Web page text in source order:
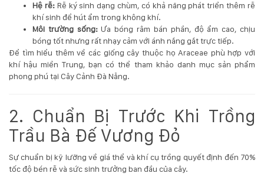
Hữu
Lệ
-
Đà
132
168
Võ
Hệ rễ:Rễ ký sinh dạng chùm, có khả năng phát triển thêm rễ
khí sinh để hút ẩm trong không khí.
Môi trường sống:Ưa bóng râm bán phần, độ ẩm cao, chịu
bóng tốt nhưng rất nhạy cảm với ánh nắng gắt trực tiếp.
Để tìm hiểu thêm về các giống cây thuộc họ Araceae phù hợp với
khí hậu miền Trung, bạn có thể tham khảo danh mục sản phẩm
phong phú tại Cây Cảnh Đà Nẵng.
2. Chuẩn Bị Trước Khi Trồng
Trầu Bà Đế Vương Đỏ
Sự chuẩn bị kỹ lưỡng về giá thể và khí cụ trồng quyết định đến 70%
tốc độ bén rễ và sức sinh trưởng ban đầu của cây.